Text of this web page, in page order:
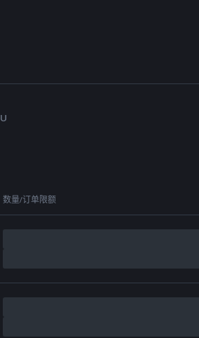
U
数量/订单限额